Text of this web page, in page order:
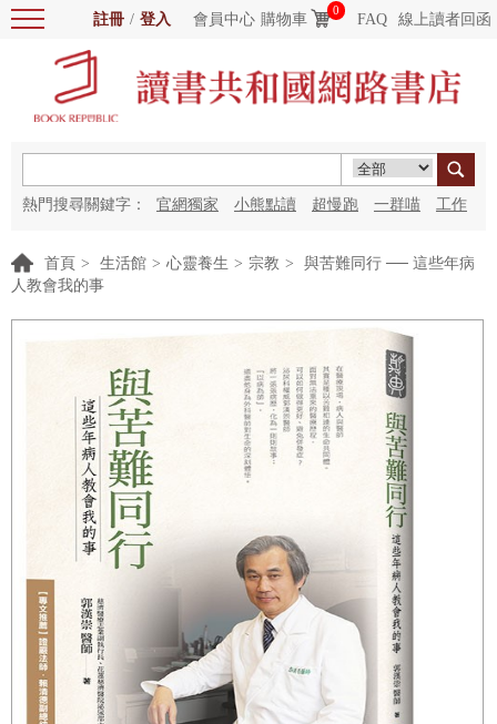
註冊 / 登入 會員中心 購物車
0
FAQ 線上讀者回函
熱門搜尋關鍵字： 官網獨家 小熊點讀 超慢跑 一群喵 工作
首頁 > 生活館 > 心靈養生 > 宗教 >
與苦難同行 ── 這些年病
人教會我的事